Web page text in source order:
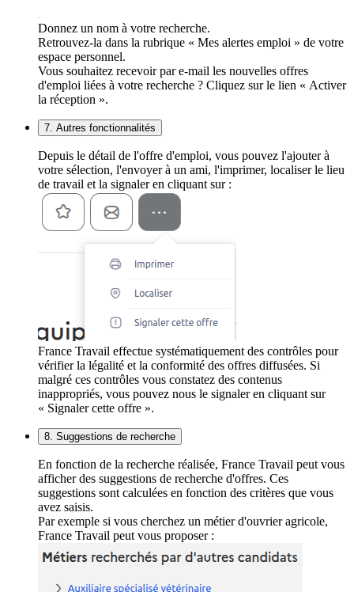
Donnez un nom à votre recherche.
Retrouvez-la dans la rubrique « Mes alertes emploi » de votre
espace personnel.
Vous souhaitez recevoir par e-mail les nouvelles offres
d'emploi liées à votre recherche ? Cliquez sur le lien « Activer
la réception ».
7. Autres fonctionnalités
Depuis le détail de l'offre d'emploi, vous pouvez l'ajouter à
votre sélection, l'envoyer à un ami, l'imprimer, localiser le lieu
de travail et la signaler en cliquant sur :
France Travail effectue systématiquement des contrôles pour
vérifier la légalité et la conformité des offres diffusées. Si
malgré ces contrôles vous constatez des contenus
inappropriés, vous pouvez nous le signaler en cliquant sur
« Signaler cette offre ».
8. Suggestions de recherche
En fonction de la recherche réalisée, France Travail peut vous
afficher des suggestions de recherche d'offres. Ces
suggestions sont calculées en fonction des critères que vous
avez saisis.
Par exemple si vous cherchez un métier d'ouvrier agricole,
France Travail peut vous proposer :